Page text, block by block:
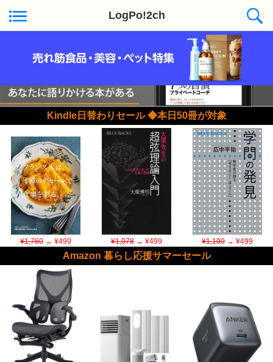
LogPo!2ch
Kindle日替わりセール ◆本日50冊が対象
¥1,760→ ¥499 ¥1,078→ ¥499 ¥1,100→ ¥499
Amazon 暮らし応援サマーセール